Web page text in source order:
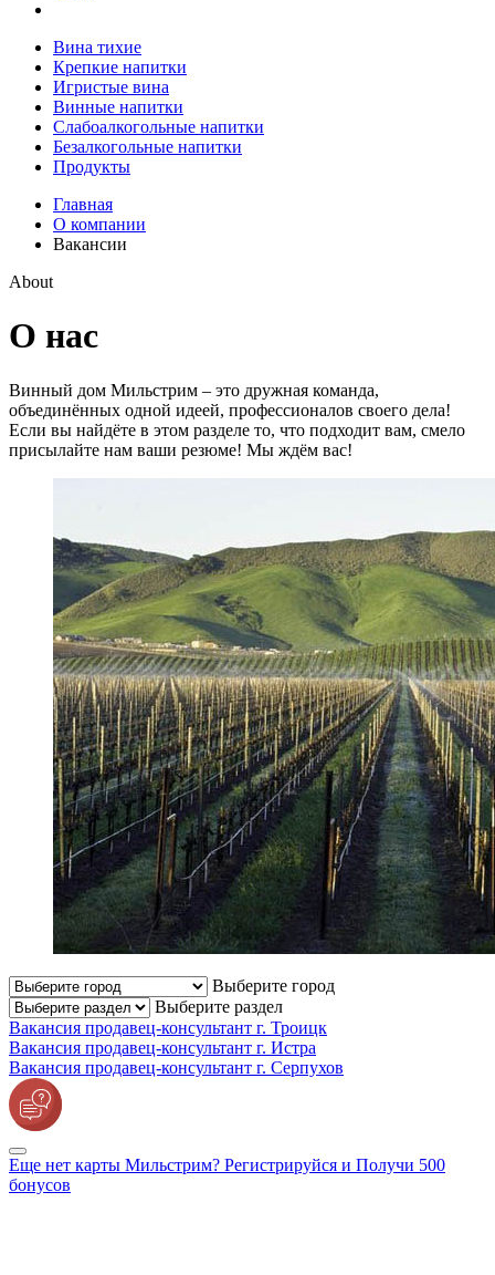
Вина тихие
Крепкие напитки
Игристые вина
Винные напитки
Слабоалкогольные напитки
Безалкогольные напитки
Продукты
Главная
О компании
Вакансии
About
О нас
Винный дом Мильстрим – это дружная команда,
объединённых одной идеей, профессионалов своего дела!
Если вы найдёте в этом разделе то, что подходит вам, смело
присылайте нам ваши резюме! Мы ждём вас!
Выберите город
Выберите раздел
Вакансия продавец-консультант г. Троицк
Вакансия продавец-консультант г. Истра
Вакансия продавец-консультант г. Серпухов
Еще нет карты Мильстрим? Регистрируйся и Получи 500
бонусов